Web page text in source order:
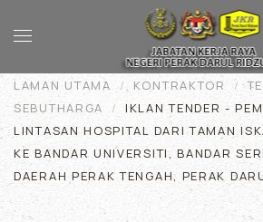
Skip to main content
LAMAN UTAMA KONTRAKTOR
SEBUTHARGA
IKLAN TENDER -
LINTASAN HOSPITAL DARI TAMAN
KE BANDAR UNIVERSITI, BANDAR
DAERAH PERAK TENGAH, PERAK